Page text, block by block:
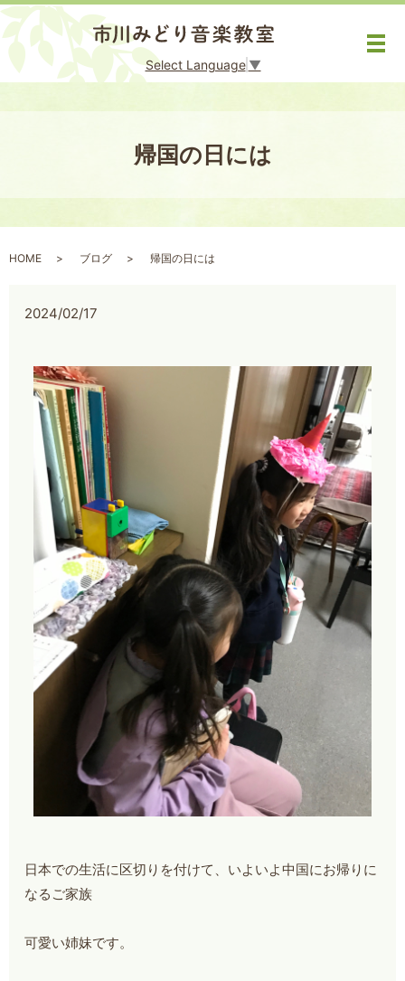
Select Language ▼
メ
帰国の日には
HOME ブログ 帰国の日には
2024/02/17
日本での生活に区切りを付けて、いよいよ中国にお帰りに
なるご家族
可愛い姉妹です。